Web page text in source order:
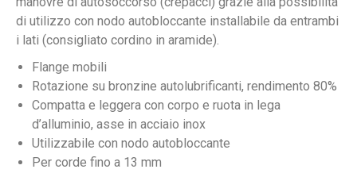
di utilizzo con nodo autobloccante installabile da entrambi
i lati (consigliato cordino in aramide).
Flange mobili
Rotazione su bronzine autolubrificanti, rendimento 80%
Compatta e leggera con corpo e ruota in lega
d’alluminio, asse in acciaio inox
Utilizzabile con nodo autobloccante
Per corde fino a 13 mm